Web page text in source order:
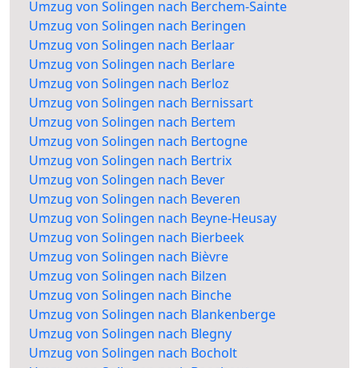
Umzug von Solingen nach Berchem-Sainte
Umzug von Solingen nach Beringen
Umzug von Solingen nach Berlaar
Umzug von Solingen nach Berlare
Umzug von Solingen nach Berloz
Umzug von Solingen nach Bernissart
Umzug von Solingen nach Bertem
Umzug von Solingen nach Bertogne
Umzug von Solingen nach Bertrix
Umzug von Solingen nach Bever
Umzug von Solingen nach Beveren
Umzug von Solingen nach Beyne-Heusay
Umzug von Solingen nach Bierbeek
Umzug von Solingen nach Bièvre
Umzug von Solingen nach Bilzen
Umzug von Solingen nach Binche
Umzug von Solingen nach Blankenberge
Umzug von Solingen nach Blegny
Umzug von Solingen nach Bocholt